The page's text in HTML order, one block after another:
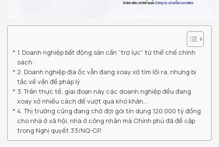
1. Doanh nghiệp bất động sản cần “trợ lực” từ thể chế chính
sách:
2. Doanh nghiệp địa ốc vẫn đang xoay xở tìm lối ra, nhưng bị
tắc về vấn đề pháp lý
3. Trên thực tế, giai đoạn này các doanh nghiệp đều đang
xoay xở nhiều cách để vượt qua khó khăn…
4. Thị trường cũng đang chờ đợi gói tín dụng 120.000 tỷ đồng
cho nhà ở xã hội, nhà ở công nhân mà Chính phủ đã đề cập
trong Nghị quyết 33/NQ-CP.